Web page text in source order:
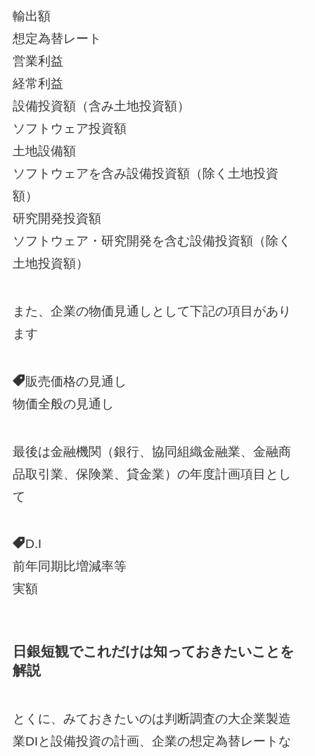
輸出額
想定為替レート
営業利益
経常利益
設備投資額（含み土地投資額）
ソフトウェア投資額
土地設備額
ソフトウェアを含み設備投資額（除く土地投資
額）
研究開発投資額
ソフトウェア・研究開発を含む設備投資額（除く
土地投資額）
また、企業の物価見通しとして下記の項目があり
ます
販売価格の見通し
物価全般の見通し
最後は金融機関（銀行、協同組織金融業、金融商
品取引業、保険業、貸金業）の年度計画項目とし
て
D.I
前年同期比増減率等
実額
日銀短観でこれだけは知っておきたいことを
解説
とくに、みておきたいのは判断調査の大企業製造
業DIと設備投資の計画、企業の想定為替レートな